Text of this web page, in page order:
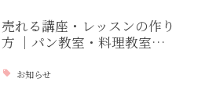
売れる講座・レッスンの作り
方 ｜パン教室・料理教室…
お知らせ